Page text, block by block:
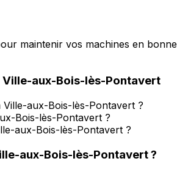
maintenir vos machines en
Ville-aux-Bois-lès-Pontavert
aux-Bois-lès-Pontavert ?
Bois-lès-Pontavert ?
aux-Bois-lès-Pontavert ?
aux-Bois-lès-Pontavert?